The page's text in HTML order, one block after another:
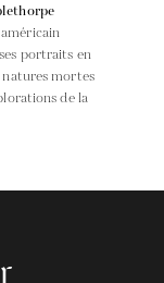
portraits en
mortes
de la